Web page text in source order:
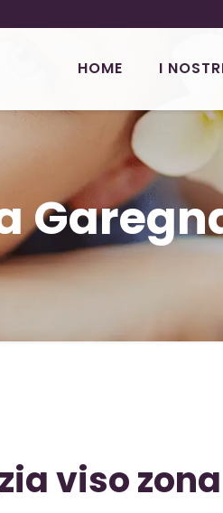
HOME I
viso